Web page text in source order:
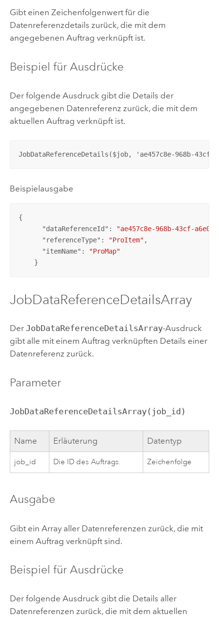
Gibt einen Zeichenfolgenwert für die
Datenreferenzdetails zurück, die mit dem
angegebenen Auftrag verknüpft ist.
Beispiel für Ausdrücke
Der folgende Ausdruck gibt die Details der
angegebenen Datenreferenz zurück, die mit dem
aktuellen Auftrag verknüpft ist.
JobDataReferenceDetails($job, 'ae457c8e-968b-43cf-
Beispielausgabe
{
      "
dataReferenceId ":
"ae457c8e-968b-43cf-a6e0-
      "
referenceType": "ProItem" ,
      "
itemName":
"ProMap"
    }
JobDataReferenceDetailsArray
Der JobDataReferenceDetailsArray-Ausdruck
gibt alle mit einem Auftrag verknüpften Details einer
Datenreferenz zurück.
Parameter
JobDataReferenceDetailsArray(job_id)
Name Erläuterung Datentyp
job_id Die ID des Auftrags. Zeichenfolge
Ausgabe
Gibt ein Array aller Datenreferenzen zurück, die mit
einem Auftrag verknüpft sind.
Beispiel für Ausdrücke
Der folgende Ausdruck gibt die Details aller
Datenreferenzen zurück, die mit dem aktuellen